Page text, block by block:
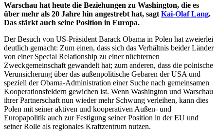
Warschau hat heute die Beziehungen zu Washington, die es
über mehr als 20 Jahre hin angestrebt hat, sagt Kai-Olaf Lang.
Das stärkt auch seine Position in Europa.
Der Besuch von US-Präsident Barack Obama in Polen hat zweierlei
deutlich gemacht: Zum einen, dass sich das Verhältnis beider Länder
von einer Special Relationship zu einer nüchternen
Zweckgemeinschaft gewandelt hat; zum anderen, dass die polnische
Verunsicherung über das außenpolitische Gebaren der USA und
speziell der Obama-Administration einer Suche nach gemeinsamen
Kooperationsfeldern gewichen ist. Wenn Washington und Warschau
ihrer Partnerschaft nun wieder mehr Schwung verleihen, kann dies
Polen mit seiner aktiven und kooperativen Außen- und
Europapolitik auch zur Festigung seiner Position in der EU und
seiner Rolle als regionales Kraftzentrum nutzen.